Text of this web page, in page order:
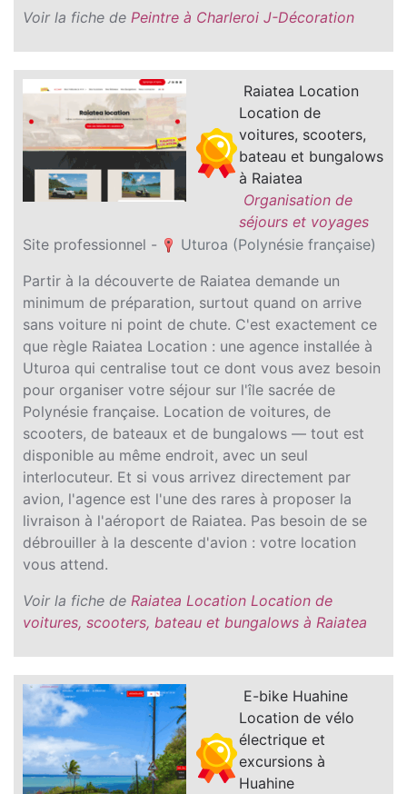
Voir la fiche de Peintre à Charleroi J-Décoration
Raiatea Location
Location de
voitures, scooters,
bateau et bungalows
à Raiatea
Organisation de
séjours et voyages
Site professionnel -
Uturoa (Polynésie française)
Partir à la découverte de Raiatea demande un
minimum de préparation, surtout quand on arrive
sans voiture ni point de chute. C'est exactement ce
que règle Raiatea Location : une agence installée à
Uturoa qui centralise tout ce dont vous avez besoin
pour organiser votre séjour sur l'île sacrée de
Polynésie française. Location de voitures, de
scooters, de bateaux et de bungalows — tout est
disponible au même endroit, avec un seul
interlocuteur. Et si vous arrivez directement par
avion, l'agence est l'une des rares à proposer la
livraison à l'aéroport de Raiatea. Pas besoin de se
débrouiller à la descente d'avion : votre location
vous attend.
Voir la fiche de Raiatea Location Location de
voitures, scooters, bateau et bungalows à Raiatea
E-bike Huahine
Location de vélo
électrique et
excursions à
Huahine